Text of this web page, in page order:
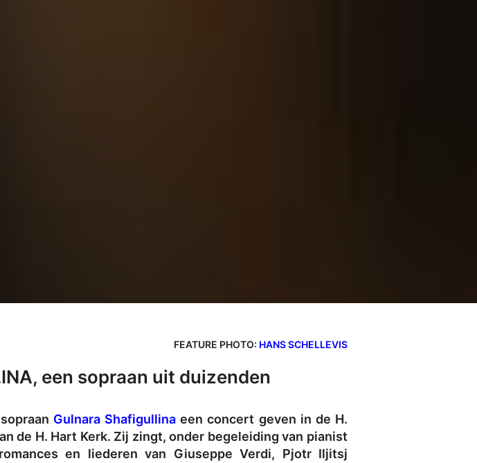
FEATURE PHOTO: HANS SCHELLEVIS
een sopraan uit duizenden
Gulnara Shafigullina een concert geven in de H.
de H. Hart Kerk. Zij zingt, onder begeleiding van pianist
en liederen van Giuseppe Verdi, Pjotr Iljitsj